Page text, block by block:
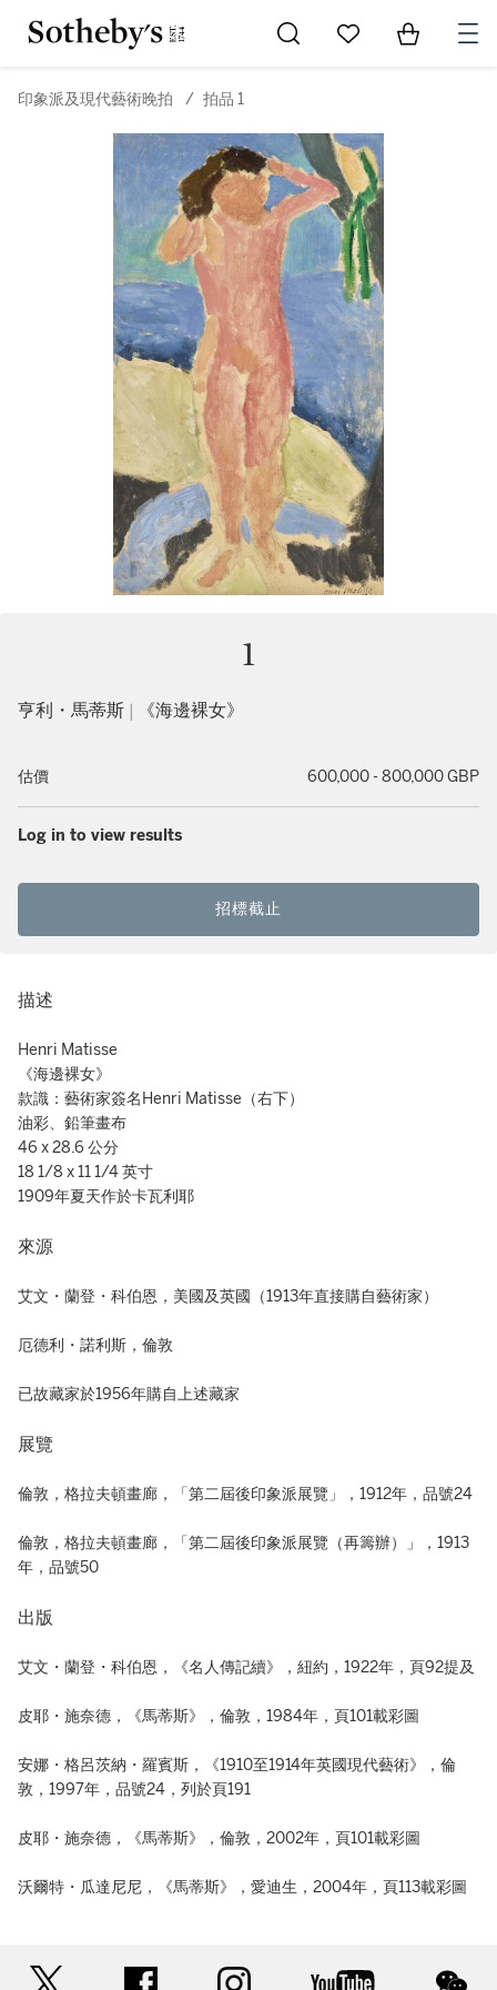
Go to My Favorites
Items in
印象派及現代藝術晚拍 / 拍品 1
1
亨利・馬蒂斯 | 《海邊裸女》
估價 600,000 - 800,000 GBP
Log in to view results
招標截止
描述
Henri Matisse
《海邊裸女》
款識：藝術家簽名Henri Matisse（右下）
油彩、鉛筆畫布
46 x 28.6 公分
18 1/8 x 11 1/4 英寸
1909年夏天作於卡瓦利耶
來源
艾文・蘭登・科伯恩，美國及英國（1913年直接購自藝術家）
厄德利・諾利斯，倫敦
已故藏家於1956年購自上述藏家
展覽
倫敦，格拉夫頓畫廊，「第二屆後印象派展覽」，1912年，品號24
倫敦，格拉夫頓畫廊，「第二屆後印象派展覽（再籌辦）」，1913
年，品號50
出版
艾文・蘭登・科伯恩，《名人傳記續》，紐約，1922年，頁92提及
皮耶・施奈德，《馬蒂斯》，倫敦，1984年，頁101載彩圖
安娜・格呂茨納・羅賓斯，《1910至1914年英國現代藝術》，倫
敦，1997年，品號24，列於頁191
皮耶・施奈德，《馬蒂斯》，倫敦，2002年，頁101載彩圖
沃爾特・瓜達尼尼，《馬蒂斯》，愛迪生，2004年，頁113載彩圖
facebook instagram youtube